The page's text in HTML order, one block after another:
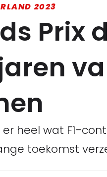
2023
Prix
heel wat F1-
toekomst